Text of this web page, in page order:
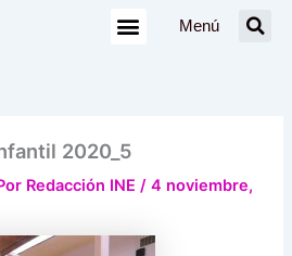
Menú
2020_5
Redacción INE/4 noviembre,